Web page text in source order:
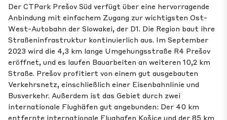
Der CTPark Prešov Süd verfügt über eine hervorragende
Anbindung mit einfachem Zugang zur wichtigsten Ost-
West-Autobahn der Slowakei, der D1. Die Region baut ihre
Straßeninfrastruktur kontinuierlich aus. Im September
2023 wird die 4,3 km lange Umgehungsstraße R4 Prešov
eröffnet, und es laufen Bauarbeiten an weiteren 10,2 km
Straße. Prešov profitiert von einem gut ausgebauten
Verkehrsnetz, einschließlich einer Eisenbahnlinie und
Busverkehr. Außerdem ist das Gebiet durch zwei
internationale Flughäfen gut angebunden: Der 40 km
entfernte internationale Flughafen Košice und der 85 km